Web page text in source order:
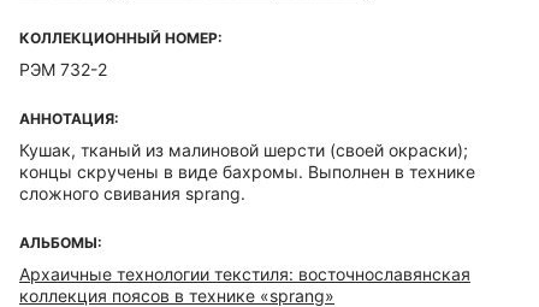
КОЛЛЕКЦИОННЫЙ НОМЕР:
РЭМ 732-2
АННОТАЦИЯ:
Кушак, тканый из малиновой шерсти (своей окраски);
концы скручены в виде бахромы. Выполнен в технике
сложного свивания sprang.
АЛЬБОМЫ:
Архаичные технологии текстиля: восточнославянская
коллекция поясов в технике «sprang»